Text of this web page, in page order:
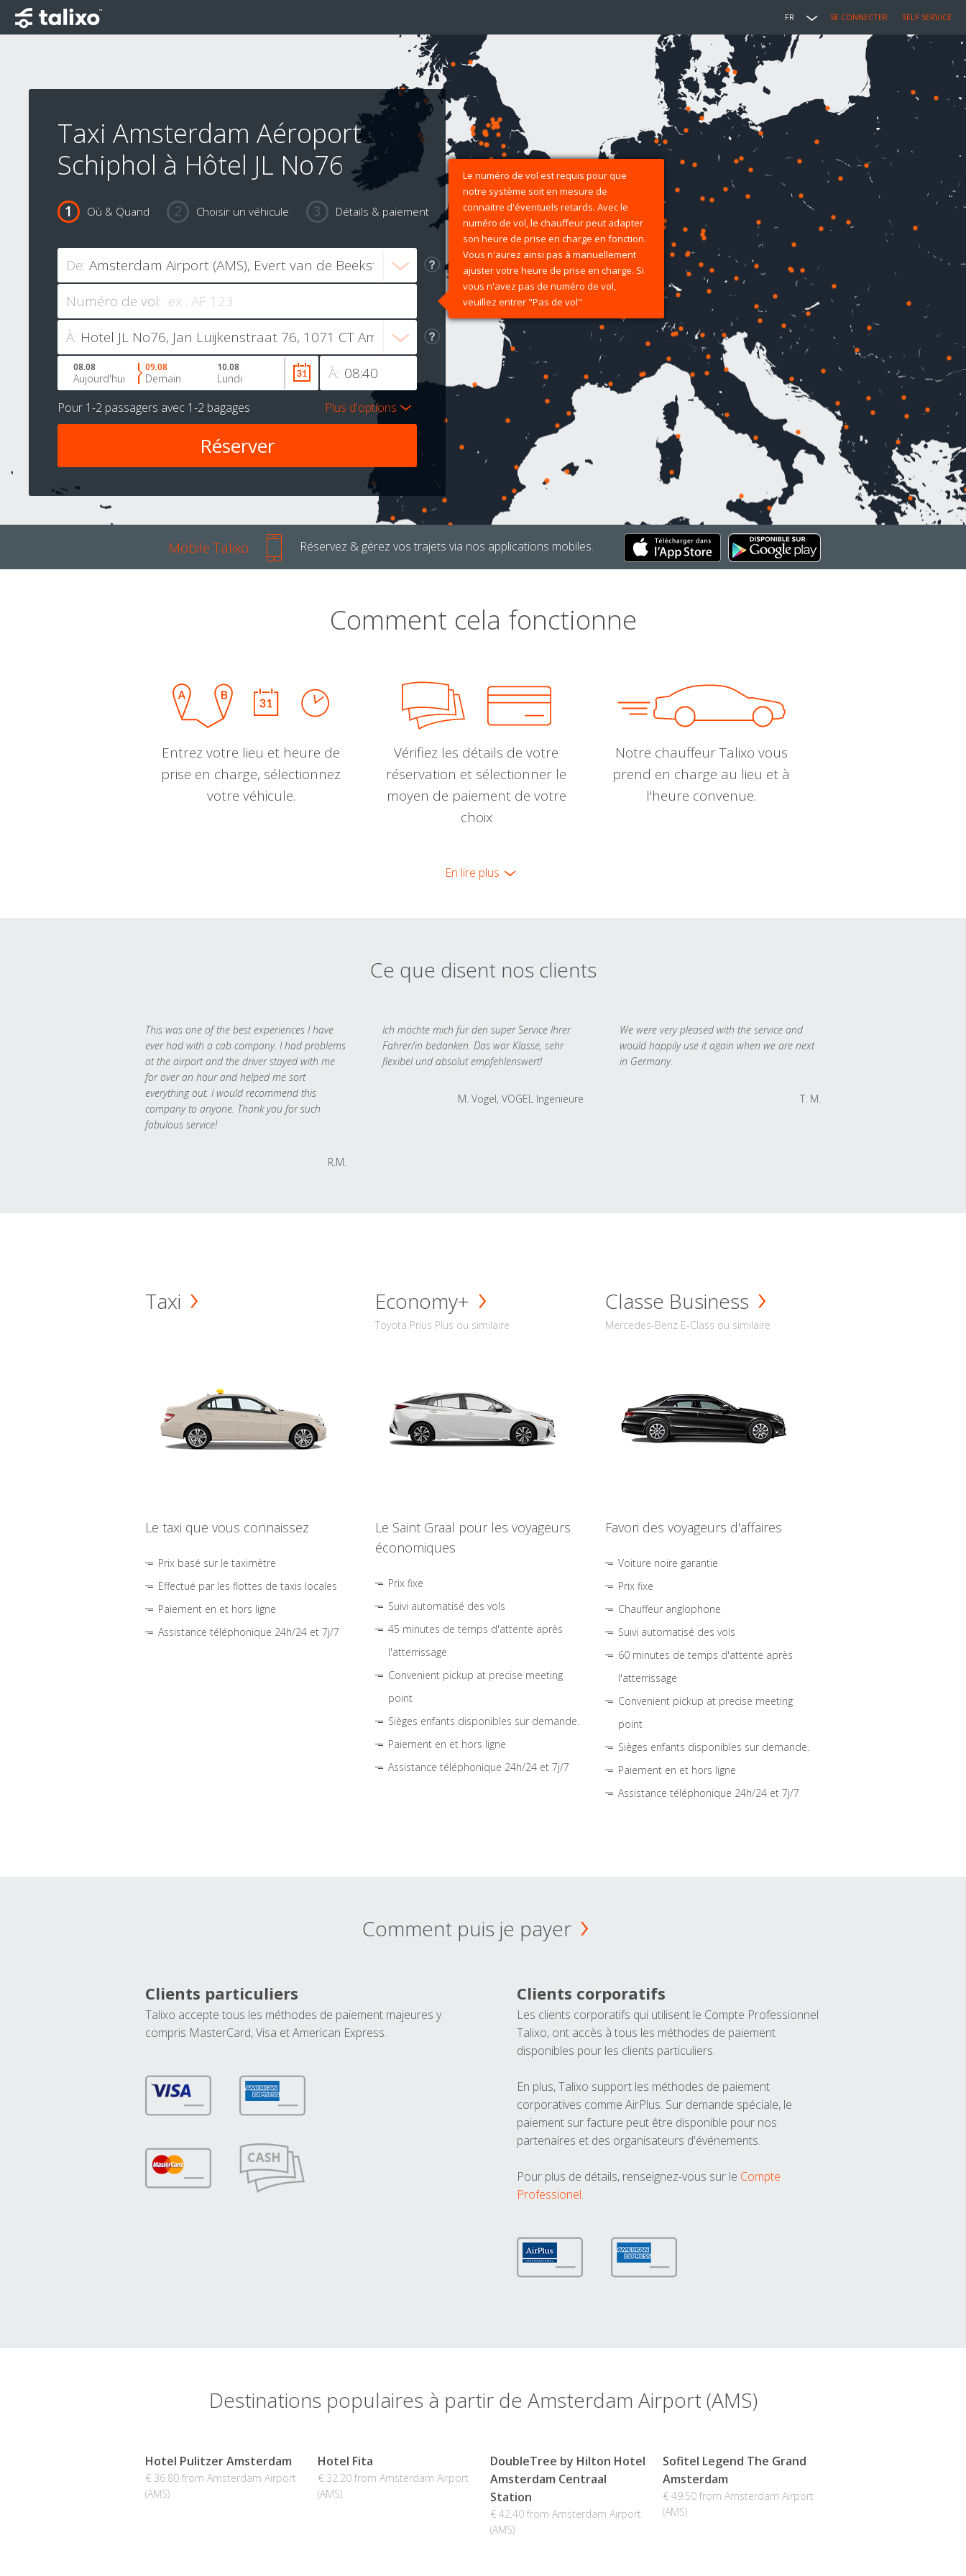
FR SE CONNECTER SELF SERVICE
Taxi Amsterdam Aéroport
Schiphol à Hôtel JL No76
Où & Quand Choisir un véhicule Détails & paiement
De:
Numéro de vol:
Le numéro de vol est requis pour que
notre système soit en mesure de
connaitre d'éventuels retards. Avec le
numéro de vol, le chauffeur peut adapter
son heure de prise en charge en fonction.
Vous n'aurez ainsi pas à manuellement
ajuster votre heure de prise en charge. Si
vous n'avez pas de numéro de vol,
veuillez entrer "Pas de vol"
À:
À:
08.08
Aujourd'hui
09.08
Demain
10.08
Lundi
Pour 1-2 passagers avec 1-2 bagages Plus d'options
Mobile Talixo Réservez & gérez vos trajets via nos applications mobiles.
Comment cela fonctionne
Entrez votre lieu et heure de
prise en charge, sélectionnez
votre véhicule.
Vérifiez les détails de votre
réservation et sélectionner le
moyen de paiement de votre
choix
Notre chauffeur Talixo vous
prend en charge au lieu et à
l'heure convenue.
En lire plus
Ce que disent nos clients
This was one of the best experiences I have
ever had with a cab company. I had problems
at the airport and the driver stayed with me
for over an hour and helped me sort
everything out. I would recommend this
company to anyone. Thank you for such
fabulous service!
R.M.
Ich möchte mich für den super Service Ihrer
Fahrer/in bedanken. Das war Klasse, sehr
flexibel und absolut empfehlenswert!
M. Vogel, VOGEL Ingenieure
We were very pleased with the service and
would happily use it again when we are next
in Germany.
T. M.
Taxi
Le taxi que vous connaissez
Prix basé sur le taximètre
Effectué par les flottes de taxis locales
Paiement en et hors ligne
Assistance téléphonique 24h/24 et 7j/7
Economy+
Toyota Prius Plus ou similaire
Le Saint Graal pour les voyageurs
économiques
Prix fixe
Suivi automatisé des vols
45 minutes de temps d'attente après
l'atterrissage
Convenient pickup at precise meeting
point
Sièges enfants disponibles sur demande.
Paiement en et hors ligne
Assistance téléphonique 24h/24 et 7j/7
Classe Business
Mercedes-Benz E-Class ou similaire
Favori des voyageurs d'affaires
Voiture noire garantie
Prix fixe
Chauffeur anglophone
Suivi automatisé des vols
60 minutes de temps d'attente après
l'atterrissage
Convenient pickup at precise meeting
point
Sièges enfants disponibles sur demande.
Paiement en et hors ligne
Assistance téléphonique 24h/24 et 7j/7
Comment puis je payer
Clients particuliers
Talixo accepte tous les méthodes de paiement majeures y
compris MasterCard, Visa et American Express.
Clients corporatifs
Les clients corporatifs qui utilisent le Compte Professionnel
Talixo, ont accès à tous les méthodes de paiement
disponibles pour les clients particuliers.
En plus, Talixo support les méthodes de paiement
corporatives comme AirPlus. Sur demande spéciale, le
paiement sur facture peut être disponible pour nos
partenaires et des organisateurs d'événements.
Pour plus de détails, renseignez-vous sur le Compte
Professionel.
Destinations populaires à partir de Amsterdam Airport (AMS)
Hotel Pulitzer Amsterdam
€ 36.80 from Amsterdam Airport
(AMS)
Hotel Fita
€ 32.20 from Amsterdam Airport
(AMS)
DoubleTree by Hilton Hotel
Amsterdam Centraal
Station
€ 42.40 from Amsterdam Airport
(AMS)
Sofitel Legend The Grand
Amsterdam
€ 49.50 from Amsterdam Airport
(AMS)